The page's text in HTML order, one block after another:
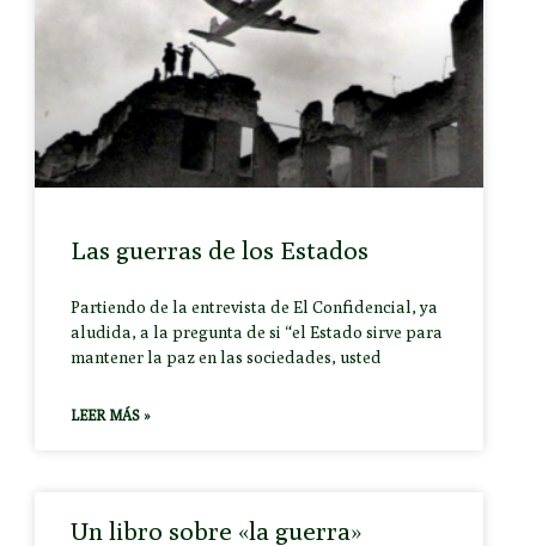
Las guerras de los Estados
Partiendo de la entrevista de El Confidencial, ya
aludida, a la pregunta de si “el Estado sirve para
mantener la paz en las sociedades, usted
LEER MÁS »
Un libro sobre «la guerra»